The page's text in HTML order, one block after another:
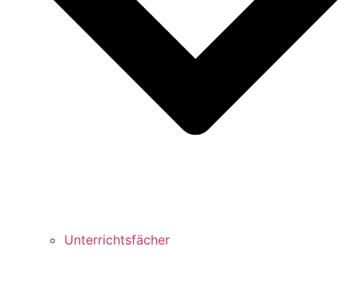
Unterrichtsfächer